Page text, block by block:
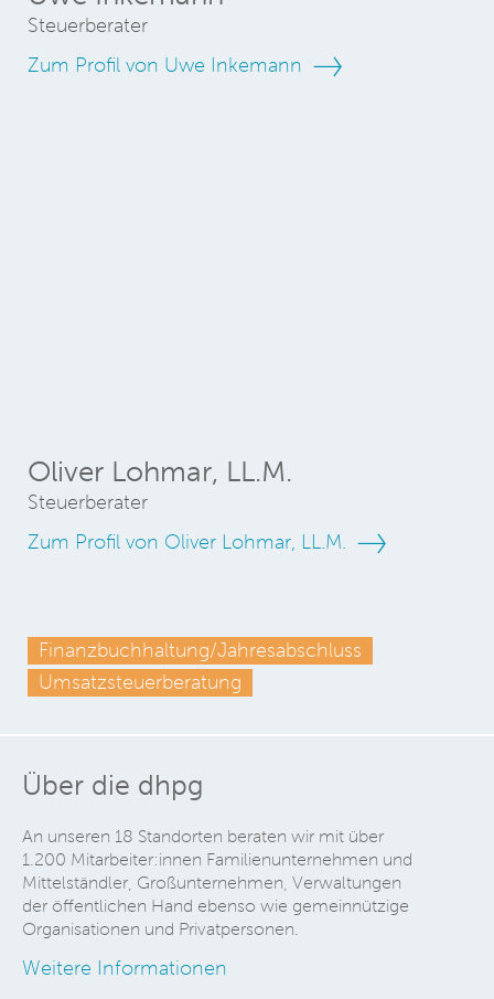
Steuerberater
Zum Profil von Uwe Inkemann
Oliver Lohmar, LL.M.
Steuerberater
Zum Profil von Oliver Lohmar, LL.M.
Finanzbuchhaltung/Jahresabschluss
Umsatzsteuerberatung
Über die dhpg
An unseren 18 Standorten beraten wir mit über
1.200 Mitarbeiter:innen Familienunternehmen und
Mittelständler, Großunternehmen, Verwaltungen
der öffentlichen Hand ebenso wie gemeinnützige
Organisationen und Privatpersonen.
Weitere Informationen